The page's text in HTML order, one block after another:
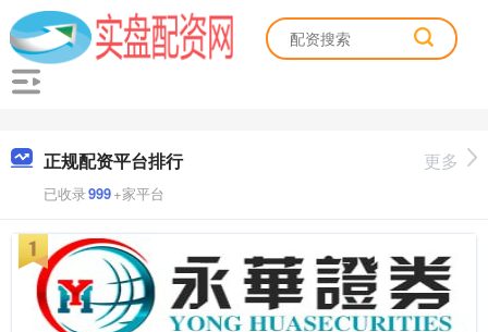
正规配资平台排行
已收录999+家平台
更多